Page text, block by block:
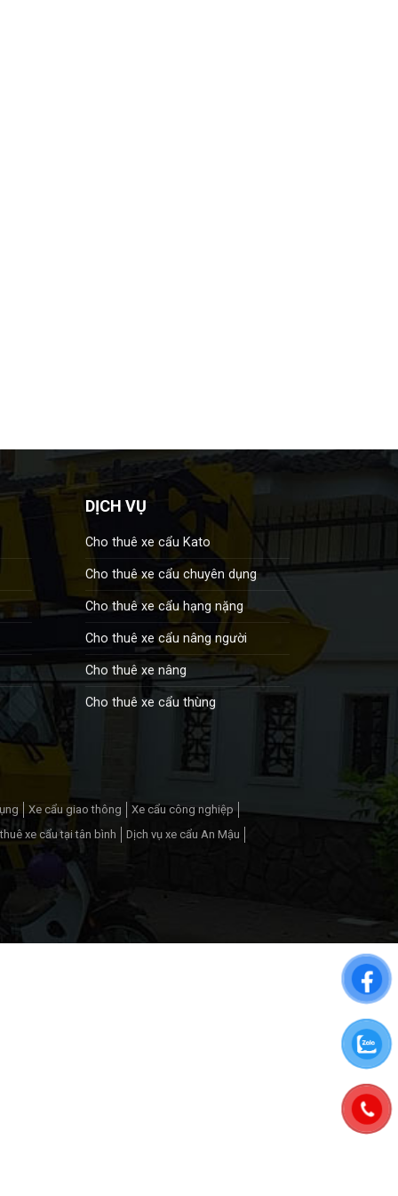
DỊCH VỤ
Cho thuê xe cẩu Kato
Cho thuê xe cẩu chuyên dụng
Cho thuê xe cẩu hạng nặng
Cho thuê xe cẩu nâng người
Cho thuê xe nâng
Cho thuê xe cẩu thùng
Xe cẩu giao thông
Xe cẩu công nghiệp
xe cẩu tại tân bình
Dịch vụ xe cẩu An Mậu